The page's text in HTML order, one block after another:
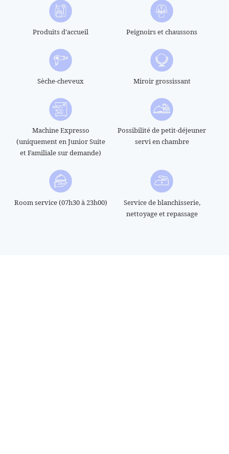
Produits d'accueil Peignoirs et chaussons
Sèche-cheveux Miroir grossissant
Machine Expresso
(uniquement en Junior Suite
et Familiale sur demande)
Possibilité de petit-déjeuner
servi en chambre
Room service (07h30 à 23h00)
Service de blanchisserie,
nettoyage et repassage